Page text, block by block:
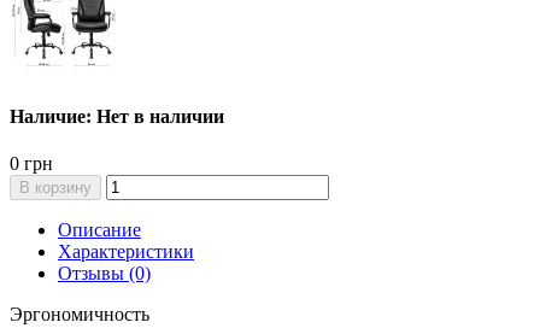
Наличие: Нет в наличии
0 грн
В корзину
Описание
Характеристики
Отзывы (0)
Эргономичность